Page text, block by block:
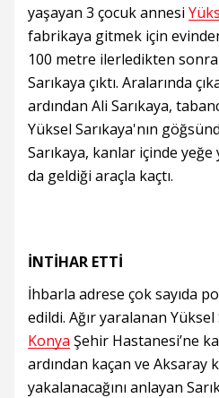
yaşayan 3 çocuk annesi
fabrikaya gitmek için
100 metre ilerledikten sonra
Sarıkaya çıktı. Aralarında
ardından Ali Sarıkaya,
Yüksel Sarıkaya'nın
Sarıkaya, kanlar içinde yeğe
da geldiği araçla kaçtı.
İNTİHAR ETTİ
İhbarla adrese çok sayıda
edildi. Ağır yaralanan
Konya Şehir Hastanesi’ne
ardından kaçan ve Aksaray
yakalanacağını anlayan